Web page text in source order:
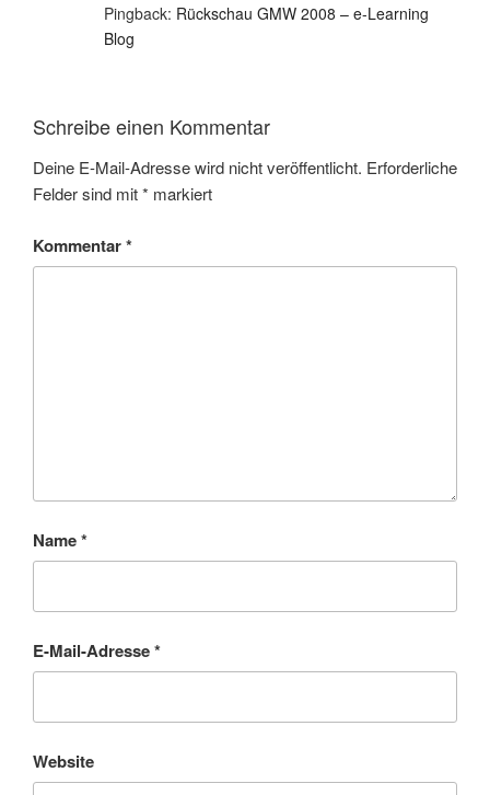
Pingback: Rückschau GMW 2008 – e-Learning
Blog
Schreibe einen Kommentar
Deine E-Mail-Adresse wird nicht veröffentlicht. Erforderliche
Felder sind mit* markiert
Kommentar*
Name*
E-Mail-Adresse*
Website